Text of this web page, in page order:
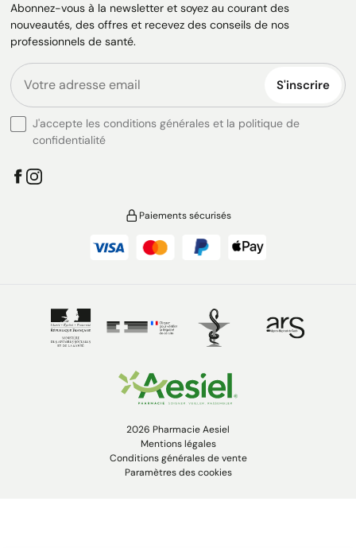
Abonnez-vous à la newsletter et soyez au courant des
nouveautés, des offres et recevez des conseils de nos
professionnels de santé.
S'inscrire
J'accepte les conditions générales et la politique de
confidentialité
Paiements sécurisés
2026 Pharmacie Aesiel
Mentions légales
Conditions générales de vente
Paramètres des cookies